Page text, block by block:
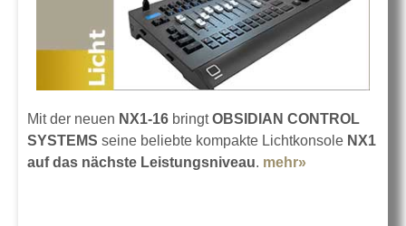
Mit der neuen NX1-16 bringtOBSIDIAN CONTROL
SYSTEMS seine beliebte kompakte Lichtkonsole NX1
auf das nächste Leistungsniveau. mehr»